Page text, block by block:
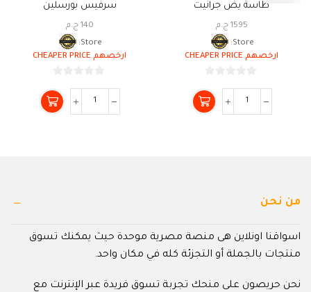
طاسة يض جرانيت
1595 ج.م
Store:
ارخصهم CHEAPER PRICE
من
5
سرفيس بورسلين
140 ج.م
Store:
ارخصهم CHEAPER PRICE
من
5
من نحن
اسواقنا اونلاين هى منصة مصرية موحدة حيث يمكنك تسوق
منتجات بالجملة أو التجزئة كله في مكان واحد.
نحن حريصون على منحك تجربة تسوق فريدة عبر الإنترنت مع